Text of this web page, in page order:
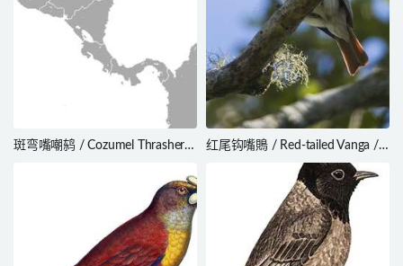
斑弯嘴嘲鸫 / Cozumel Thrasher /
红尾钩嘴鵙 / Red-tailed Vanga /
Calicalicus madagascariensis